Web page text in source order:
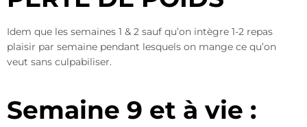
Idem que les semaines 1 & 2 sauf qu’on intègre 1-2 repas
plaisir par semaine pendant lesquels on mange ce qu’on
veut sans culpabiliser.
Semaine 9 et à vie :